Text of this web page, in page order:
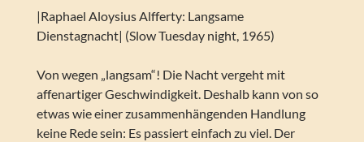
|Raphael Aloysius Alfferty: Langsame
Dienstagnacht| (Slow Tuesday night, 1965)
Von wegen „langsam“! Die Nacht vergeht mit
affenartiger Geschwindigkeit. Deshalb kann von so
etwas wie einer zusammenhängenden Handlung
keine Rede sein: Es passiert einfach zu viel. Der